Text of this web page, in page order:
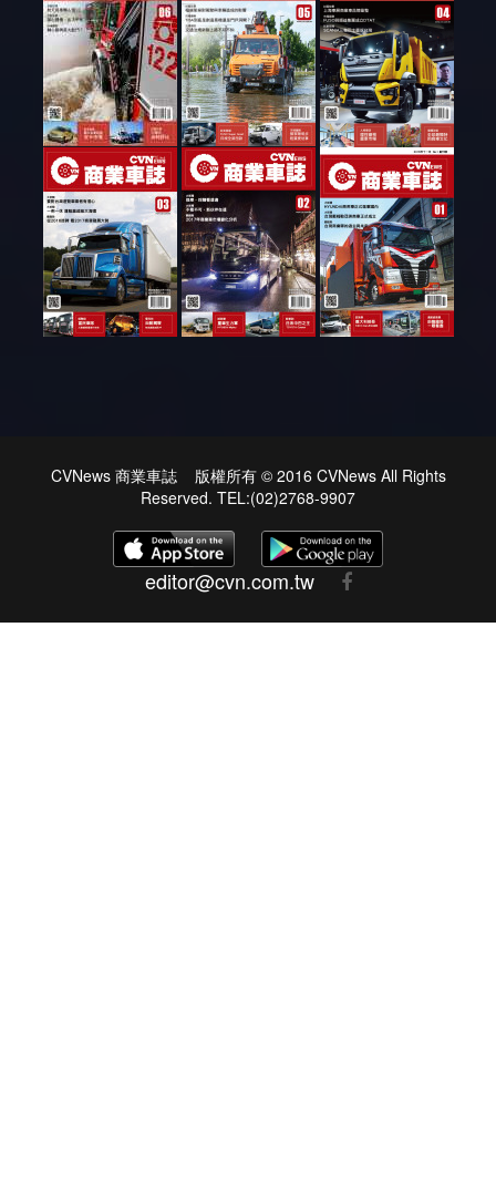
CVNews 商業車誌 版權所有 © 2016 CVNews All Rights
Reserved. TEL:(02)2768-9907
editor@cvn.com.tw